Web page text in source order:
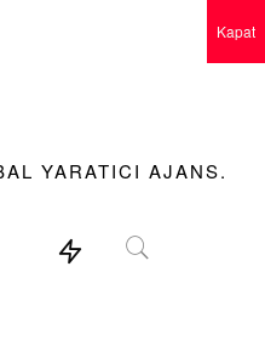
YARATICI AJANS.
Kapat